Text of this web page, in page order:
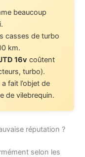
beaucoup
casses de turbo
km.
16v coûtent
turbo).
a fait l’objet de
de vilebrequin.
réputation ?
selon les